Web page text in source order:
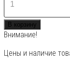
товара
Печь-
Камин
ASTON
11кВт
(180
В корзину
Внимание!
Цены и наличие